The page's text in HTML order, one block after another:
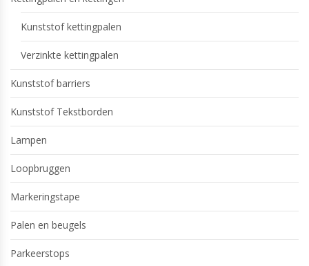
Kunststof kettingpalen
Verzinkte kettingpalen
Kunststof barriers
Kunststof Tekstborden
Lampen
Loopbruggen
Markeringstape
Palen en beugels
Parkeerstops